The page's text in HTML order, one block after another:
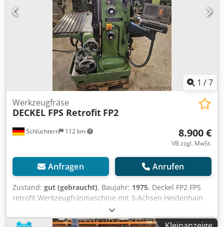
1 /7
Schlüchtern 112 km
Werkzeugfräse
DECKEL FPS Retrofit FP2
8.900 €
VB zzgl. MwSt.
Anfragen Anrufen
Zustand: gut (gebraucht), Baujahr: 1975, Deckel FP2 FPS
retrofit Werkzeugfräsmaschine mit 3-Achsen Heidenhain
Digitalanzeige . Maschine ist in einem guten Zustand ,
kommt aus Ausbildungsabteilung. Starrer Tisch , elektrisch